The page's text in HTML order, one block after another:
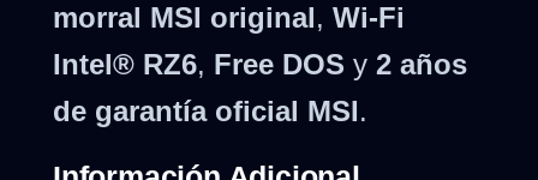
morral MSI original, Wi-Fi
Intel® RZ6, Free DOS y 2 años
de garantía oficial MSI.